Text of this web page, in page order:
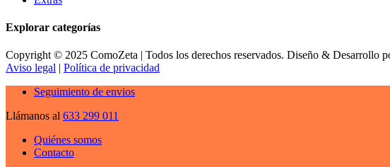
Explorar categorías
Copyright © 2025 ComoZeta | Todos los derechos reservados. Diseño & Desarrollo
Aviso legal | Política de privacidad
Seguimiento de envios
Llámanos al 633 299 011
Quiénes somos
Contacto